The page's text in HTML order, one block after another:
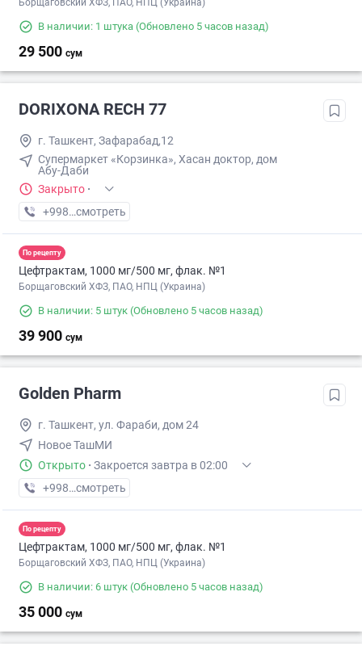
Борщаговский ХФЗ, ПАО, НПЦ (Украина)
В наличии: 1 штука (Обновлено 5 часов назад)
29 500 сум
DORIXONA RECH 77
г. Ташкент, Зафарабад,12
Супермаркет «Корзинка», Хасан доктор, дом
Абу-Даби
Закрыто ·
+998 (99) XXX-XX-XX
смотреть
По рецепту
Цефтрактам, 1000 мг/500 мг, флак. №1
Борщаговский ХФЗ, ПАО, НПЦ (Украина)
В наличии: 5 штук (Обновлено 5 часов назад)
39 900 сум
Golden Pharm
г. Ташкент, ул. Фараби, дом 24
Новое ТашМИ
Открыто · Закроется завтра в 02:00
+998 (99) XXX-XX-XX
смотреть
По рецепту
Цефтрактам, 1000 мг/500 мг, флак. №1
Борщаговский ХФЗ, ПАО, НПЦ (Украина)
В наличии: 6 штук (Обновлено 5 часов назад)
35 000 сум